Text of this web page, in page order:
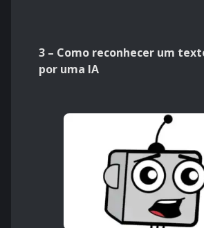
3 – Como reconhecer um
por uma IA